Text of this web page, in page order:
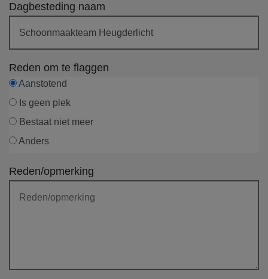
Dagbesteding naam
Reden om te flaggen
Aanstotend
Is geen plek
Bestaat niet meer
Anders
Reden/opmerking